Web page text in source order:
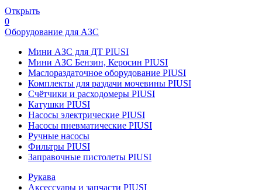
Открыть
0
Оборудование для АЗС
Мини АЗС для ДТ PIUSI
Мини АЗС Бензин, Керосин PIUSI
Маслораздаточное оборудование PIUSI
Комплекты для раздачи мочевины PIUSI
Счётчики и расходомеры PIUSI
Катушки PIUSI
Насосы электрические PIUSI
Насосы пневматические PIUSI
Ручные насосы
Фильтры PIUSI
Заправочные пистолеты PIUSI
Рукава
Аксессуары и запчасти PIUSI